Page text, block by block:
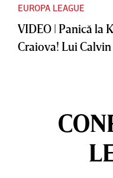
EUROPA LEAGUE
VIDEO | Panică la
Craiova! Lui